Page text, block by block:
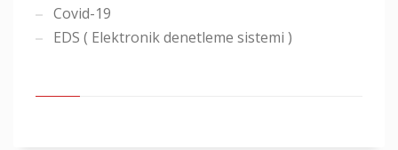
Covid-19
EDS ( Elektronik denetleme sistemi )